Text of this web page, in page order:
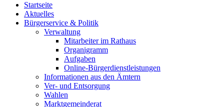
Startseite
Aktuelles
Bürgerservice & Politik
Verwaltung
Mitarbeiter im Rathaus
Organigramm
Aufgaben
Online-Bürgerdienstleistungen
Informationen aus den Ämtern
Ver- und Entsorgung
Wahlen
Marktgemeinderat